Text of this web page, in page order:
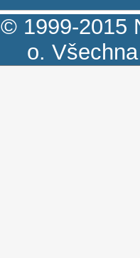
© 1999-2015
o.